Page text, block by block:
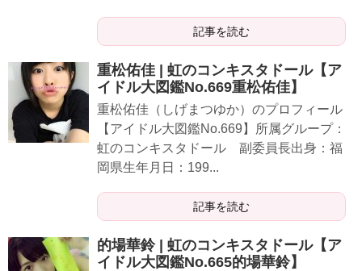
記事を読む
重松佑佳 | 虹のコンキスタドール【ア
イドル大図鑑No.669重松佑佳】
重松佑佳（しげまつゆか）のプロフィール
【アイドル大図鑑No.669】所属グループ：
虹のコンキスタドール 副委員長出身：福
岡県生年月日：199...
記事を読む
的場華鈴 | 虹のコンキスタドール【ア
イドル大図鑑No.665的場華鈴】